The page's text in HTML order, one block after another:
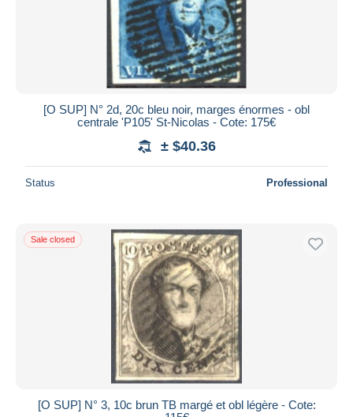
[O SUP] N° 2d, 20c bleu noir, marges énormes - obl
centrale 'P105' St-Nicolas - Cote: 175€
± $40.36
Status Professional
Sale closed
[O SUP] N° 3, 10c brun TB margé et obl légère - Cote: